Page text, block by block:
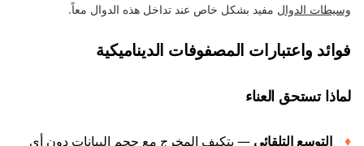
وسيطات الدوال مفيد بشكل خاص عند تداخل هذه الدوال معاً.
فوائد واعتبارات المصفوفات الديناميكية
لماذا تستحق العناء
التوسع التلقائي — يتكيف المخرج مع حجم البيانات دون أي